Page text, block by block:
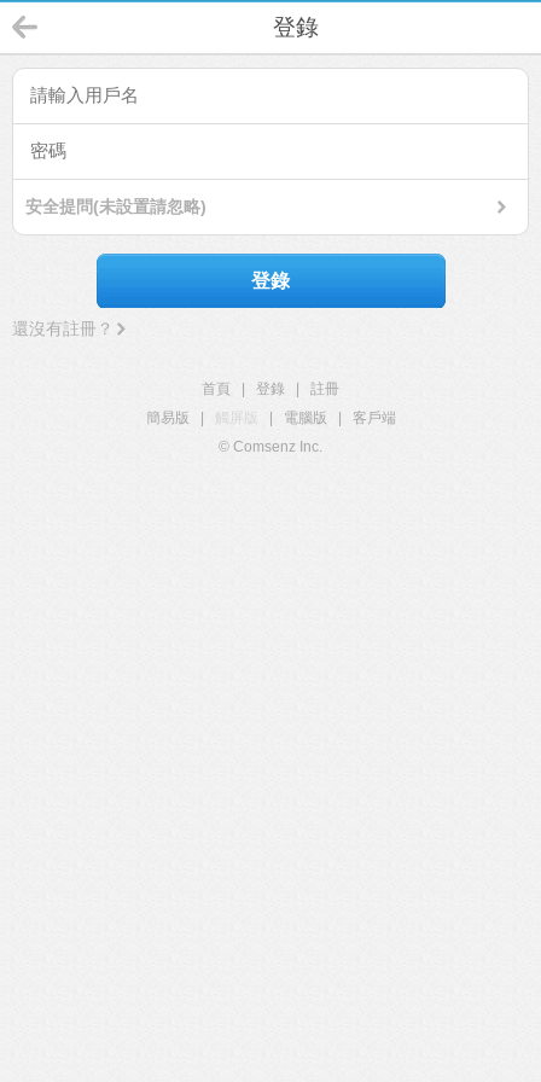
登錄
安全提問(未設置請忽略)
登錄
還沒有註冊？
首頁 登錄
註冊
簡易版
觸屏版 電腦版
客戶端
© Comsenz Inc.